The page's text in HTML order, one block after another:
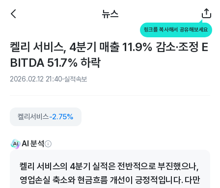
뉴스
링크를 복사해서 공유해보세요
켈리 서비스, 4분기 매출 11.9% 감소·조정 E
BITDA 51.7% 하락
2026.02.12 21:40 실적속보
켈리서비스-2.75%
AI 분석
켈리 서비스의 4분기 실적은 전반적으로 부진했으나,
영업손실 축소와 현금흐름 개선이 긍정적입니다. 다만